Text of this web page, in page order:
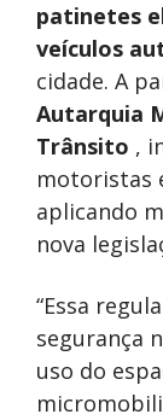
patinetes
veículos
cidade. A
Autarquia
Trânsito ,
motoristas
aplicando
nova
“Essa
segurança
uso do